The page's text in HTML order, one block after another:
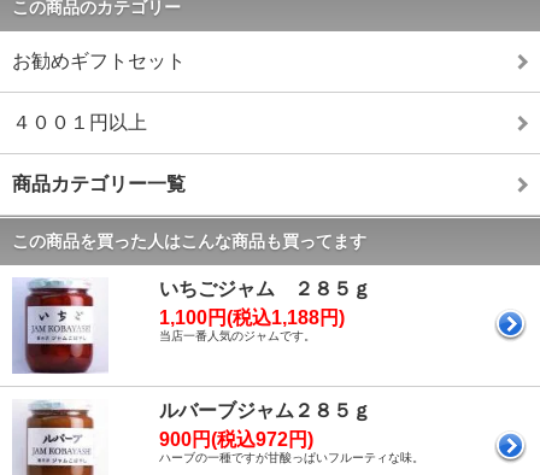
この商品のカテゴリー
お勧めギフトセット
４００１円以上
商品カテゴリー一覧
この商品を買った人はこんな商品も買ってます
いちごジャム ２８５ｇ
1,100円(税込1,188円)
当店一番人気のジャムです。
ルバーブジャム２８５ｇ
900円(税込972円)
ハーブの一種ですが甘酸っぱいフルーティな味。